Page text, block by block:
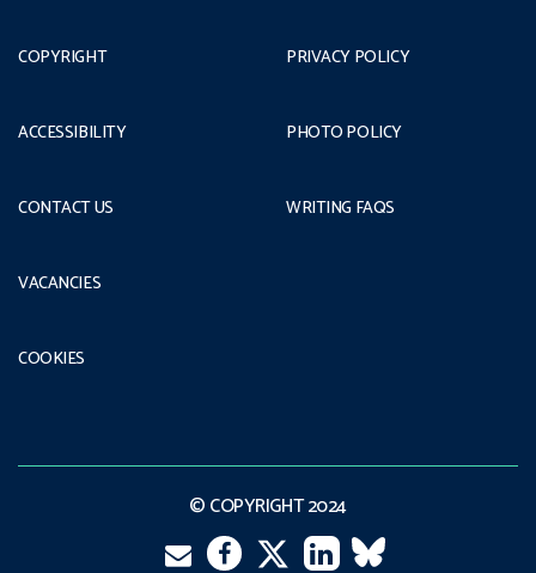
COPYRIGHT
ACCESSIBILITY
CONTACT US
PRIVACY POLICY
PHOTO POLICY
WRITING FAQS
VACANCIES
COOKIES
© COPYRIGHT 2024
Facebook LinkedIn
VK